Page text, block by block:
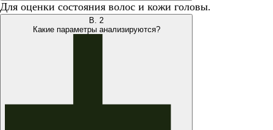
Для оценки состояния волос и кожи головы.
В. 2
Какие параметры анализируются?